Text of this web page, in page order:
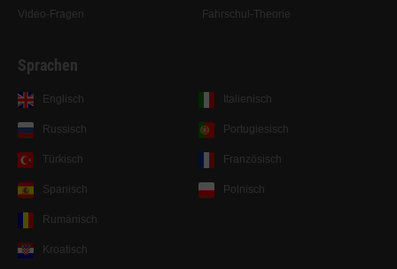
Video-Fragen Fahrschul-Theorie
Sprachen
Englisch
Russisch
Türkisch
Spanisch
Italienisch
Portugiesisch
Französisch
Polnisch
Rumänisch
Kroatisch